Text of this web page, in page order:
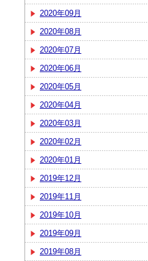
2020年09月
2020年08月
2020年07月
2020年06月
2020年05月
2020年04月
2020年03月
2020年02月
2020年01月
2019年12月
2019年11月
2019年10月
2019年09月
2019年08月